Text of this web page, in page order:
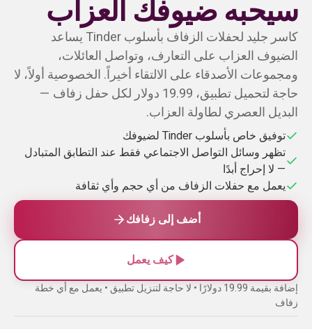
سيحبه ضيوفك العزاب
كاسر جليد لحفلات الزفاف بأسلوب Tinder يساعد
الضيوف العزاب على التعارف، وتواصل العائلات،
ومجموعات الأصدقاء على الالتقاء أخيراً. الخصوصية أولاً، لا
حاجة لتحميل تطبيق، 19.99 دولار لكل حفل زفاف —
البديل العصري لطاولة العزاب.
توفيق خاص بأسلوب Tinder لضيوفك
تظهر وسائل التواصل الاجتماعي فقط عند التطابق المتبادل
— لا إحراج أبدًا
يعمل مع حفلات الزفاف من أي حجم وأي ثقافة
أضف إلى زفافك
كيف يعمل
إضافة بقيمة 19.99 دولارًا • لا حاجة لتنزيل تطبيق • يعمل مع أي خطة
زفاف